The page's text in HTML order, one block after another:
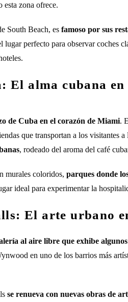
esta zona ofrece.
South Beach, es famoso por sus
lugar perfecto para observar coches
El alma cubana
de Cuba en el corazón de Miami.
que transportan a los visitantes
, rodeado del aroma del café
murales coloridos, parques donde
ideal para experimentar la
El arte urbano
al aire libre que exhibe
en uno de los barrios más
se renueva con nuevas obras de